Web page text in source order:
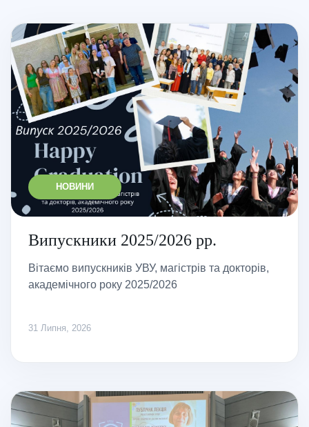
НОВИНИ
Випускники 2025/2026 рр.
Вітаємо випускників УВУ, магістрів та докторів,
академічного року 2025/2026
31 Липня, 2026